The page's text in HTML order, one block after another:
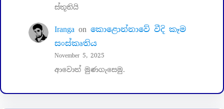
ස්තූතියි
Iranga on කොළොන්නාවේ වීදි කෑම
සංස්කෘතිය
November 5, 2025
ආවොත් මුණගැසෙමු.